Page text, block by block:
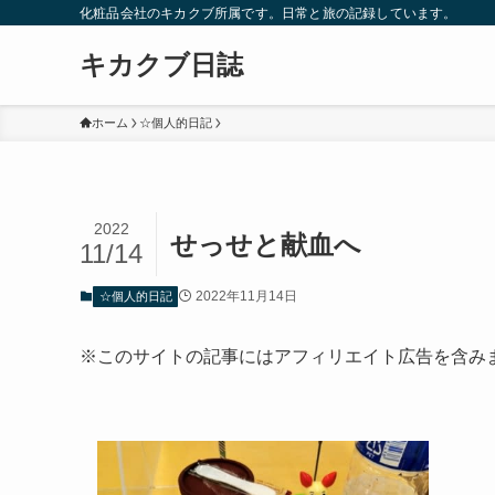
化粧品会社のキカクブ所属です。日常と旅の記録しています。
キカクブ日誌
ホーム ☆個人的日記
せっせと献血へ
2022
11/14
☆個人的日記 2022年11月14日
※このサイトの記事にはアフィリエイト広告を含み